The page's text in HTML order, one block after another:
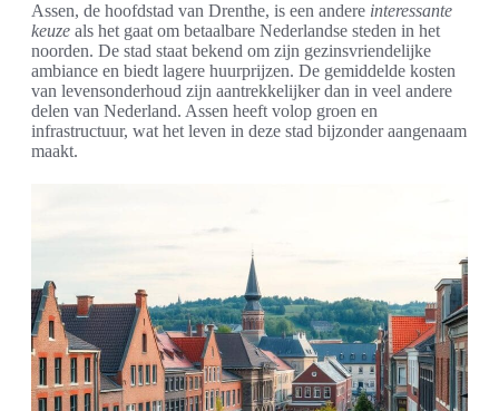
Assen, de hoofdstad van Drenthe, is een andere interessante
keuze als het gaat om betaalbare Nederlandse steden in het
noorden. De stad staat bekend om zijn gezinsvriendelijke
ambiance en biedt lagere huurprijzen. De gemiddelde kosten
van levensonderhoud zijn aantrekkelijker dan in veel andere
delen van Nederland. Assen heeft volop groen en
infrastructuur, wat het leven in deze stad bijzonder aangenaam
maakt.